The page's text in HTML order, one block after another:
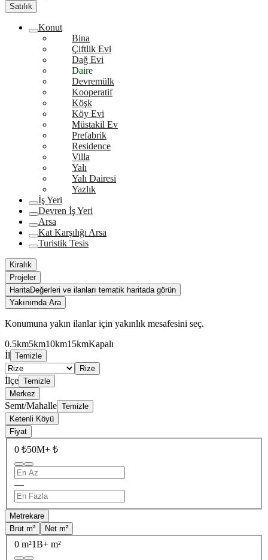
Satılık
Konut
Bina
Çiftlik Evi
Dağ Evi
Daire
Devremülk
Kooperatif
Köşk
Köy Evi
Müstakil Ev
Prefabrik
Residence
Villa
Yalı
Yalı Dairesi
Yazlık
İş Yeri
Devren İş Yeri
Arsa
Kat Karşılığı Arsa
Turistik Tesis
Kiralık
Projeler
HaritaDeğerleri ve ilanları tematik haritada görün
Yakınımda Ara
Konumuna yakın ilanlar için yakınlık mesafesini seç.
0.5km5km10km15kmKapalı
İl Temizle
Rize
İlçe Temizle
Merkez
Semt/Mahalle Temizle
Ketenli Köyü
Fiyat
0 ₺50M+ ₺
—
Metrekare
Brüt m²
Net m²
0 m²1B+ m²